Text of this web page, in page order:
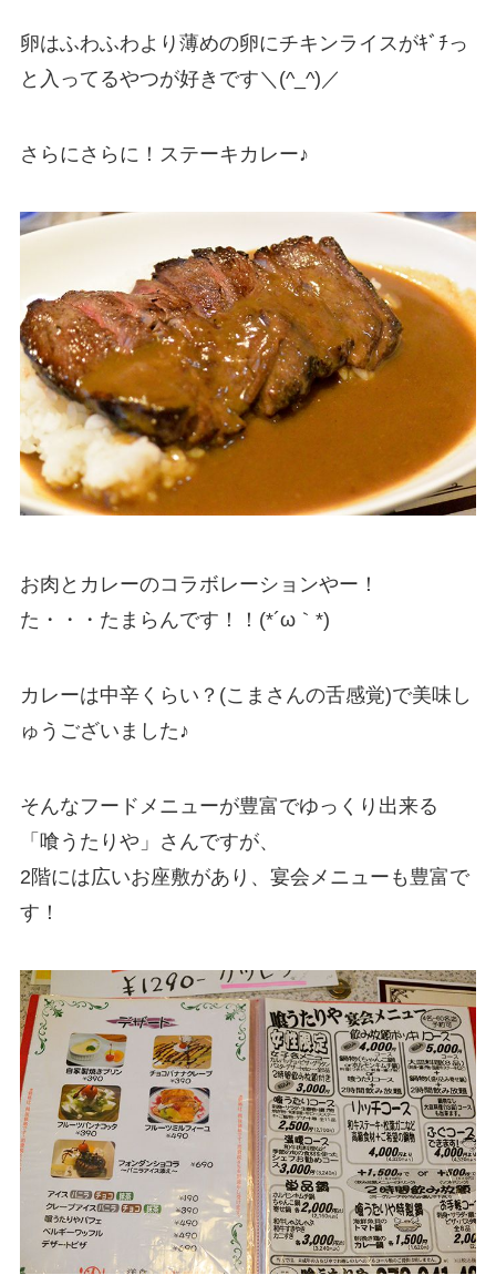
卵はふわふわより薄めの卵にチキンライスがｷﾞﾁっ
と入ってるやつが好きです＼(^_^)／
さらにさらに！ステーキカレー♪
お肉とカレーのコラボレーションやー！
た・・・たまらんです！！(*´ω｀*)
カレーは中辛くらい？(こまさんの舌感覚)で美味し
ゅうございました♪
そんなフードメニューが豊富でゆっくり出来る
「喰うたりや」さんですが、
2階には広いお座敷があり、宴会メニューも豊富で
す！